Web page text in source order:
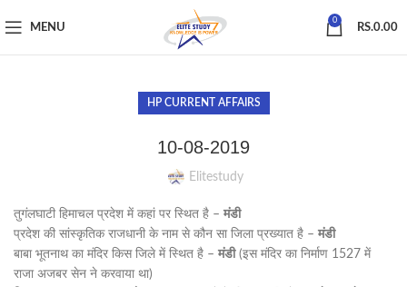
MENU
0
RS.0.00
HP CURRENT AFFAIRS
10-08-2019
Elitestudy
तुगंलघाटी हिमाचल प्रदेश में कहां पर स्थित है – मंडी
प्रदेश की सांस्कृतिक राजधानी के नाम से कौन सा जिला प्रख्यात है – मंडी
बाबा भूतनाथ का मंदिर किस जिले में स्थित है – मंडी(इस मंदिर का निर्माण 1527 में
राजा अजबर सेन ने करवाया था)